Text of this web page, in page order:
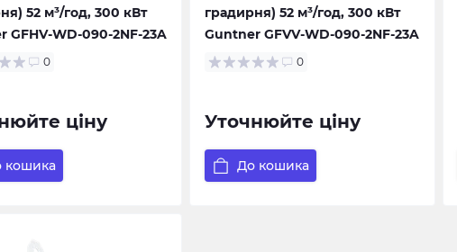
52 м³/год, 300 кВт
GFHV-WD-090-2NF-23A
0
ціну
кошика
градирня) 52 м³/год, 300 кВт
Guntner GFVV-WD-090-2NF-23A
0
Уточнюйте ціну
До кошика